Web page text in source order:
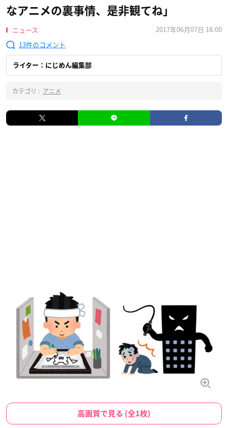
なアニメの裏事情、是非観てね」
ニュース
2017年06月07日 16:00
13
ライター：にじめん編集部
カテゴリ : アニメ
高画質で見る (全1枚)